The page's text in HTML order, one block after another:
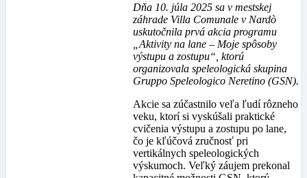
Dňa 10. júla 2025 sa v mestskej
záhrade Villa Comunale v Nardò
uskutočnila prvá akcia programu
„Aktivity na lane – Moje spôsoby
výstupu a zostupu“, ktorú
organizovala speleologická skupina
Gruppo Speleologico Neretino (GSN).
Akcie sa zúčastnilo veľa ľudí rôzneho
veku, ktorí si vyskúšali praktické
cvičenia výstupu a zostupu po lane,
čo je kľúčová zručnosť pri
vertikálnych speleologických
výskumoch. Veľký záujem prekonal